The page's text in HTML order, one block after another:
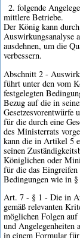
2. folgende
mittlere Betriebe.
Der König kann
Auswirkungsanalyse
ausdehnen, um die
verbessern.
Abschnitt 2 -
führt unter den vom
festgelegten
Bezug auf die in
für die durch eine
des Ministerrats
kann die in Artikel 5
seinen
Königlichen oder
für die das
Bedingungen wie in
Art. 7 - § 1 - Die in
gemäß relevanten
möglichen Folgen
und Angelegenheiten
in einem Formular